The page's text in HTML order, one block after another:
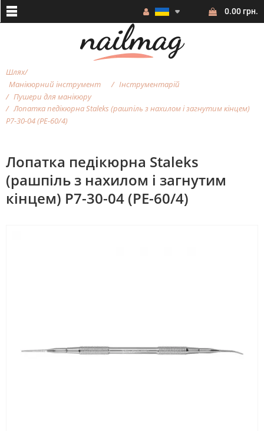
0.00 грн.
Шлях
Манікюрний інструмент
Інструментарій
Пушери для манікюру
Лопатка педікюрна Staleks (рашпіль з нахилом і загнутим кінцем)
Р7-30-04 (РЕ-60/4)
Лопатка педікюрна Staleks
(рашпіль з нахилом і загнутим
кінцем) Р7-30-04 (РЕ-60/4)